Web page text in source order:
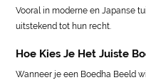
Vooral in moderne en Japanse
uitstekend tot hun recht.
Hoe Kies Je Het Juiste
Wanneer je een Boedha Beeld